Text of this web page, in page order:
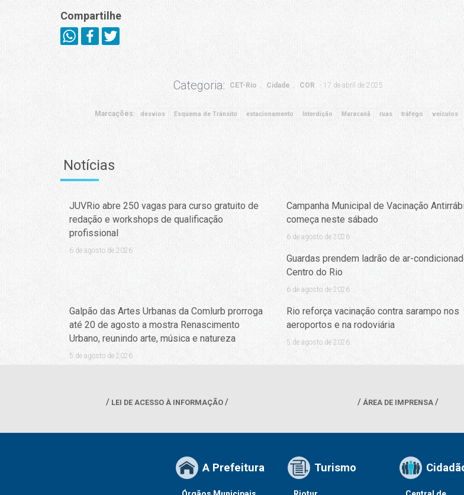
Compartilhe
Categoria: CET-Rio Cidade COR 17 de abril de 2025
Marcações: desvios Esquema de Trânsito estacionamento Interdição Maracanã ruas tráfego veículos
Notícias
JUVRio abre 250 vagas para curso gratuito de
redação e workshops de qualificação
profissional
6 de agosto de 2026
Campanha Municipal de Vacinação
começa neste sábado
6 de agosto de 2026
Guardas prendem ladrão de ar-
Centro do Rio
6 de agosto de 2026
Galpão das Artes Urbanas da Comlurb prorroga
até 20 de agosto a mostra Renascimento
Urbano, reunindo arte, música e natureza
5 de agosto de 2026
Rio reforça vacinação contra sarampo nos
aeroportos e na rodoviária
5 de agosto de 2026
LEI DE ACESSO À INFORMAÇÃO ÁREA DE IMPRENSA
A Prefeitura Turismo